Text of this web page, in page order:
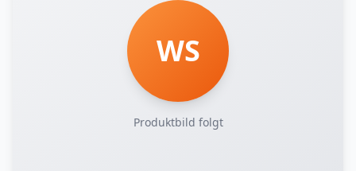
WS
Produktbild folgt